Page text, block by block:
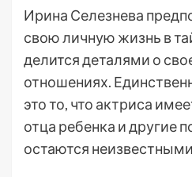
Ирина Селезнева
свою личную жизнь в
делится деталями о
отношениях.
это то, что актриса
отца ребенка и другие
остаются